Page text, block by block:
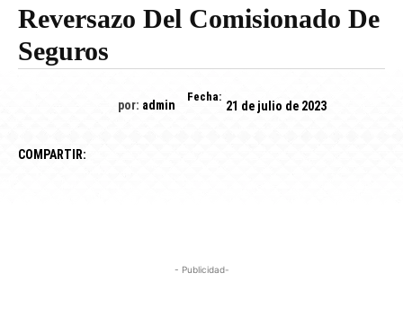
Reversazo Del Comisionado De
Seguros
por: admin
Fecha:
21 de julio de 2023
COMPARTIR:
- Publicidad-